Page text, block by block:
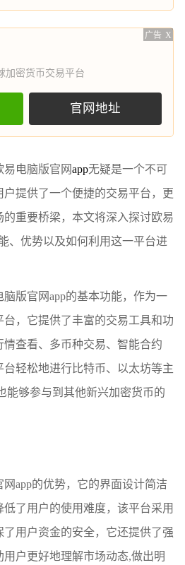
广告 X
加密货币交易平台
官网地址
电脑版官网app无疑是一个不可
提供了一个便捷的交易平台，更
重要桥梁，本文将深入探讨欧易
、优势以及如何利用这一平台进
版官网app的基本功能，作为一
，它提供了丰富的交易工具和功
查看、多币种交易、智能合约
轻松地进行比特币、以太坊等主
能够参与到其他新兴加密货币的
app的优势，它的界面设计简洁
了用户的使用难度，该平台采用
用户资金的安全，它还提供了强
户更好地理解市场动态,做出明